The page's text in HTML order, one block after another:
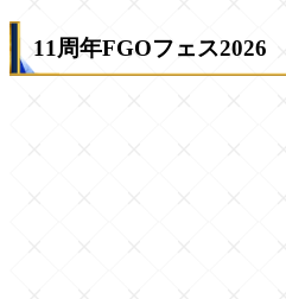
11周年FGOフェス2026